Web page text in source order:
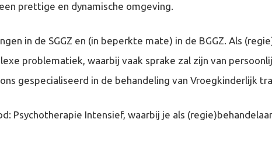
prettige en dynamische omgeving.
in de SGGZ en (in beperkte mate) in de BGGZ. Als
problematiek, waarbij vaak sprake zal zijn van
gespecialiseerd in de behandeling van Vroegkinderlijk
Psychotherapie Intensief, waarbij je als